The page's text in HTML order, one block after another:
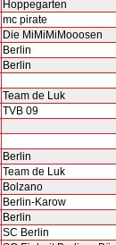
Hoppegarten
mc pirate
Die MiMiMiMooosen
Berlin
Berlin
Team de Luk
TVB 09
Berlin
Team de Luk
Bolzano
Berlin-Karow
Berlin
SC Berlin